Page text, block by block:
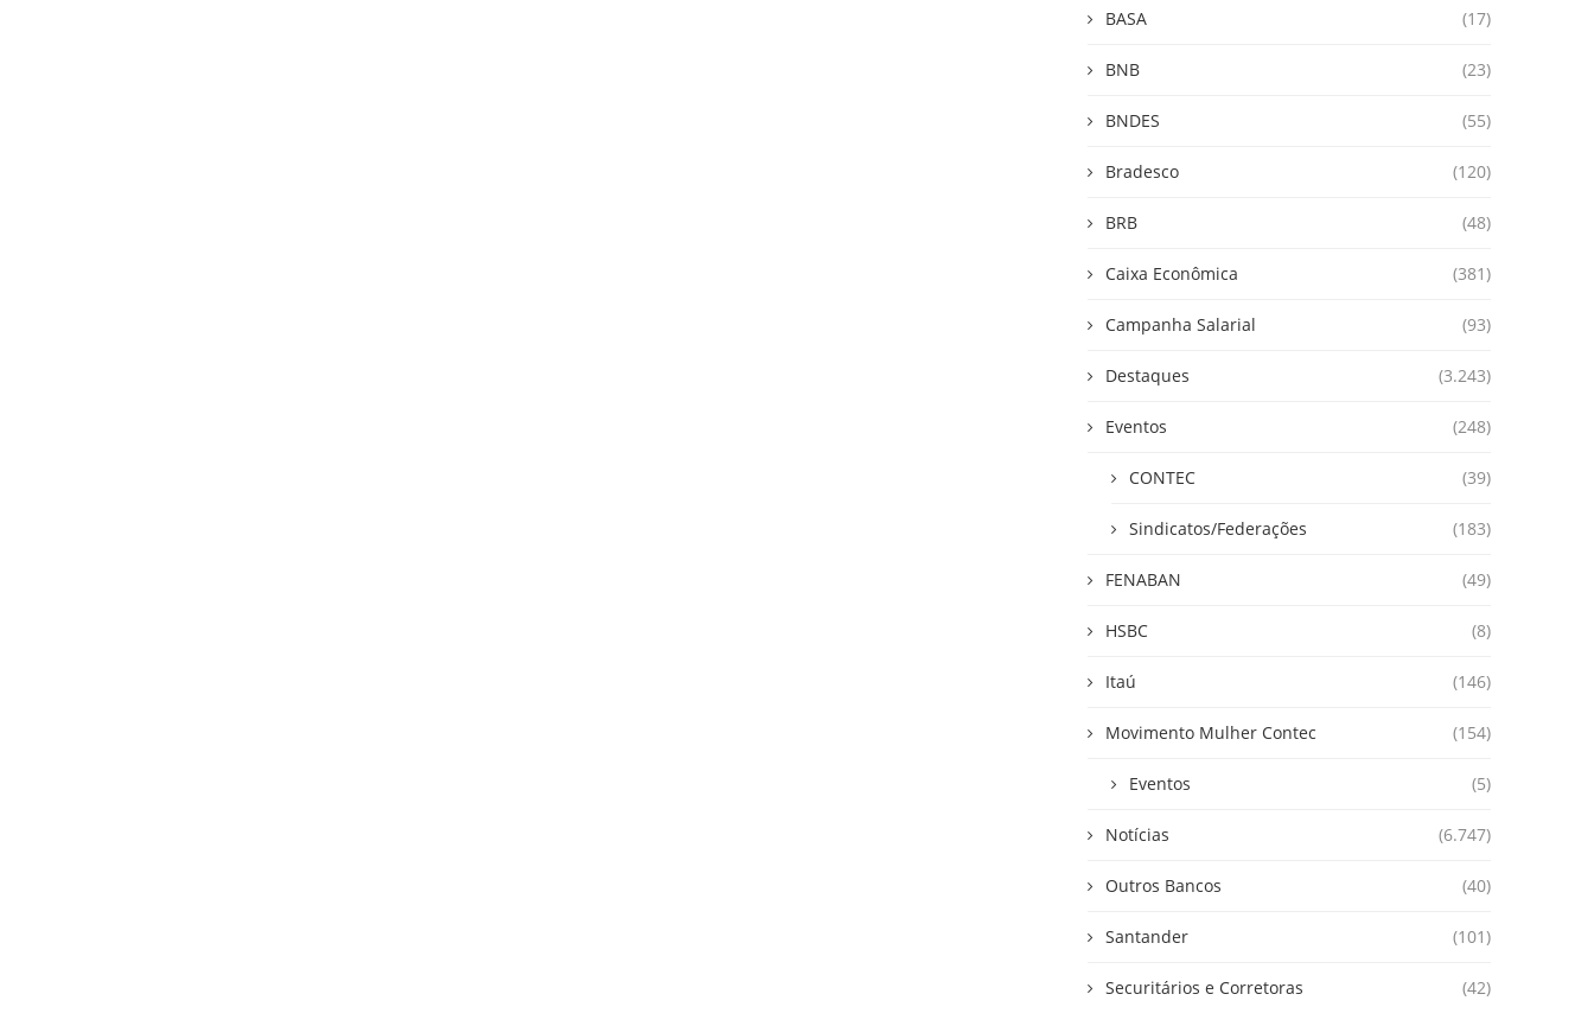
BASA (17)
BNB (23)
BNDES (55)
Bradesco (120)
BRB (48)
Caixa Econômica (381)
Campanha Salarial (93)
Destaques (3.243)
Eventos (248)
CONTEC (39)
Sindicatos/Federações (183)
FENABAN (49)
HSBC (8)
Itaú (146)
Movimento Mulher Contec (154)
Eventos (5)
Notícias (6.747)
Outros Bancos (40)
Santander (101)
Securitários e Corretoras (42)